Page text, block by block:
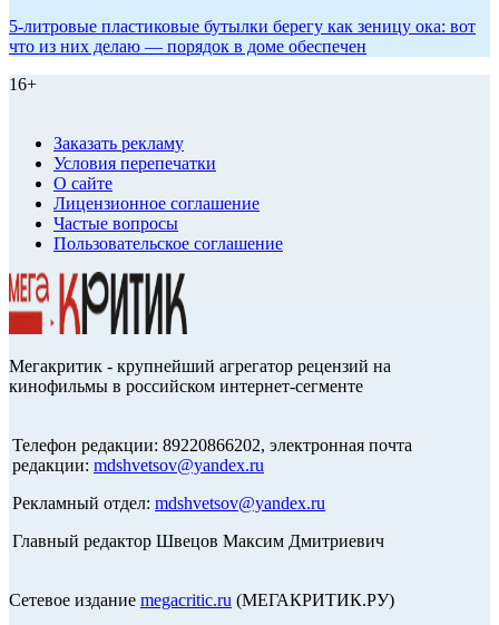
5-литровые пластиковые бутылки берегу как зеницу ока: вот
что из них делаю — порядок в доме обеспечен
16+
Заказать рекламу
Условия перепечатки
О сайте
Лицензионное соглашение
Частые вопросы
Пользовательское соглашение
Мегакритик - крупнейший агрегатор рецензий на
кинофильмы в российском интернет-сегменте
Телефон редакции: 89220866202, электронная почта
редакции: mdshvetsov@yandex.ru
Рекламный отдел: mdshvetsov@yandex.ru
Главный редактор Швецов Максим Дмитриевич
Сетевое издание megacritic.ru (МЕГАКРИТИК.РУ)